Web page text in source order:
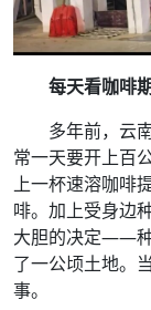
每天看咖啡
多年前，云
常一天要开上百
上一杯速溶咖啡
啡。加上受身边
大胆的决定——种
了一公顷土地。
事。